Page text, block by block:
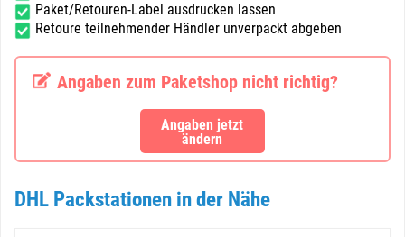
Paket/Retouren-Label ausdrucken lassen
Retoure teilnehmender Händler unverpackt abgeben
Angaben zum Paketshop nicht richtig?
Angaben jetzt
ändern
DHL Packstationen in der Nähe